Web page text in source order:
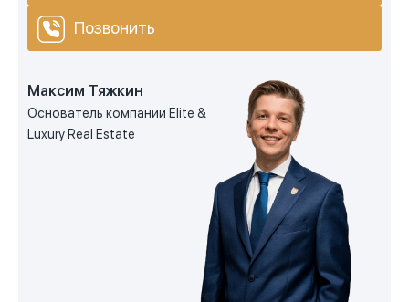
Позвонить
Максим Тяжкин
Основатель компании Elite &
Luxury Real Estate